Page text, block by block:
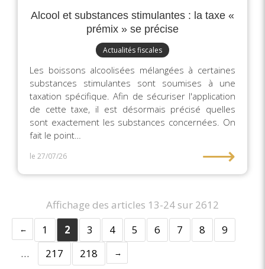
Alcool et substances stimulantes : la taxe «
prémix » se précise
Actualités fiscales
Les boissons alcoolisées mélangées à certaines
substances stimulantes sont soumises à une
taxation spécifique. Afin de sécuriser l'application
de cette taxe, il est désormais précisé quelles
sont exactement les substances concernées. On
fait le point…
le 27/07/26 ⟶
Affichage des articles 13-24 sur 2612
1
2 3 4 5 6 7 8
9
…
217 218